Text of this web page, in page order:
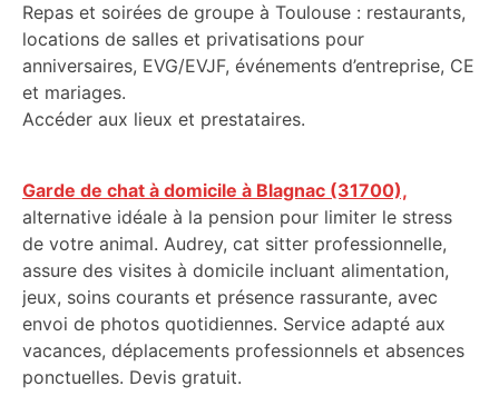
Repas et soirées de groupe à Toulouse : restaurants,
locations de salles et privatisations pour
anniversaires, EVG/EVJF, événements d’entreprise, CE
et mariages.
Accéder aux lieux et prestataires.
Garde de chat à domicile à Blagnac (31700),
alternative idéale à la pension pour limiter le stress
de votre animal. Audrey, cat sitter professionnelle,
assure des visites à domicile incluant alimentation,
jeux, soins courants et présence rassurante, avec
envoi de photos quotidiennes. Service adapté aux
vacances, déplacements professionnels et absences
ponctuelles. Devis gratuit.